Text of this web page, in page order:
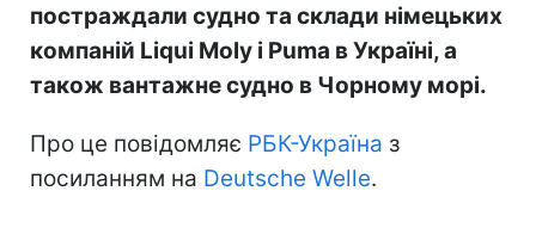
постраждали судно та склади німецьких
компаній Liqui Moly і Puma в Україні, а
також вантажне судно в Чорному морі.
Про це повідомляє РБК-Україна з
посиланням на Deutsche Welle.